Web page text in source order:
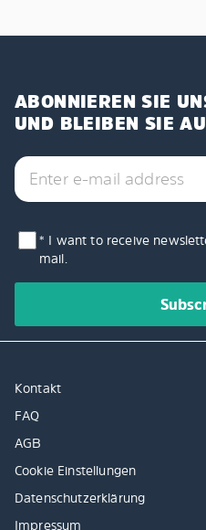
ABONNIEREN SIE
UND BLEIBEN SIE
* I want to receive
mail.
Kontakt
FAQ
AGB
Cookie Einstellungen
Datenschutzerklärung
Impressum